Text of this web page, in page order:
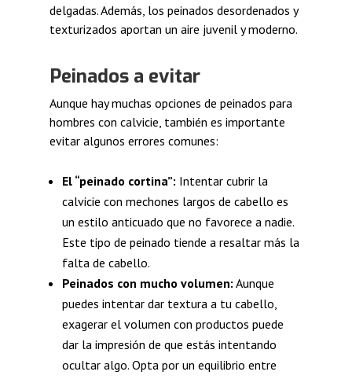
delgadas. Además, los peinados desordenados y
texturizados aportan un aire juvenil y moderno.
Peinados a evitar
Aunque hay muchas opciones de peinados para
hombres con calvicie, también es importante
evitar algunos errores comunes:
El “peinado cortina”: Intentar cubrir la
calvicie con mechones largos de cabello es
un estilo anticuado que no favorece a nadie.
Este tipo de peinado tiende a resaltar más la
falta de cabello.
Peinados con mucho volumen: Aunque
puedes intentar dar textura a tu cabello,
exagerar el volumen con productos puede
dar la impresión de que estás intentando
ocultar algo. Opta por un equilibrio entre